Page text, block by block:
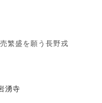
繁盛を願う長野戎
湧寺